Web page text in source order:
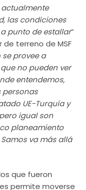
actualmente
las condiciones
punto de estallar”
de terreno de MSF
provee a
no pueden ver
entendemos,
personas
UE-Turquía y
igual son
planeamiento
va más allá
que fueron
permite moverse